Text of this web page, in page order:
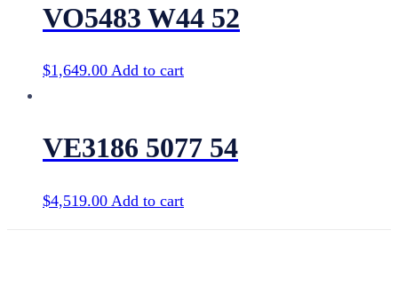
VO5483 W44 52
$1,649.00 Add to cart
VE3186 5077 54
$4,519.00 Add to cart